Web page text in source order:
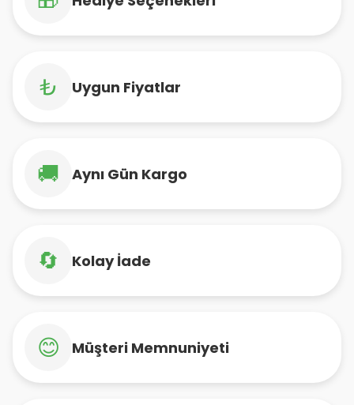
₺ Uygun Fiyatlar
🚚 Aynı Gün Kargo
🔄 Kolay İade
😊 Müşteri Memnuniyeti